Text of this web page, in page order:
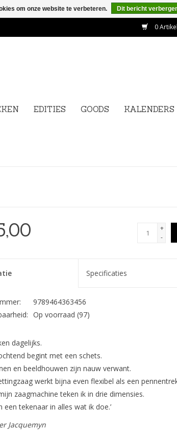
0
EDITIES GOODS KALENDERS
+
-
Specificaties
9789464363456
Op voorraad (97)
dagelijks.
begint met een schets.
en beeldhouwen zijn nauw verwant.
werkt bijna even flexibel als een
zaagmachine teken ik in drie dimensies.
tekenaar in alles wat ik doe.’
Jacquemyn
om onze website te verbeteren. Dit bericht